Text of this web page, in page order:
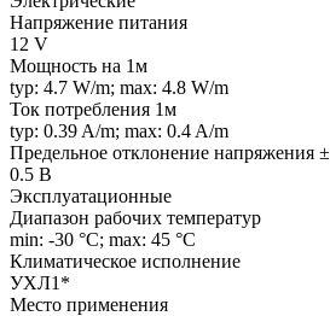
Напряжение питания
12 V
Мощность на 1м
typ: 4.7 W/m; max: 4.8 W/m
Ток потребления 1м
typ: 0.39 A/m; max: 0.4 A/m
Предельное отклонение напряжения ±
0.5 В
Эксплуатационные
Диапазон рабочих температур
min: -30 °C; max: 45 °C
Климатическое исполнение
УХЛ1*
Место применения